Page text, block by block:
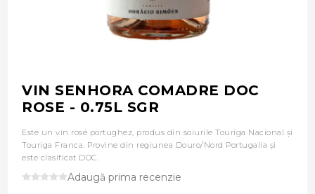
VIN SENHORA COMADRE DOC
ROSE - 0.75L SGR
Este un vin rosé portughez, produs din soiurile Touriga Nacional și
Touriga Franca. Provine din regiunea Douro/Nord Portugalia și
este clasificat DOC.
Adaugă prima recenzie